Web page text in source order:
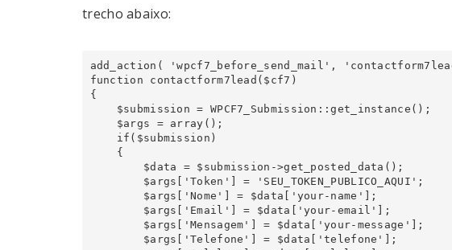
trecho abaixo:
add_action( 'wpcf7_before_send_mail',
function contactform7lead($cf7)
{